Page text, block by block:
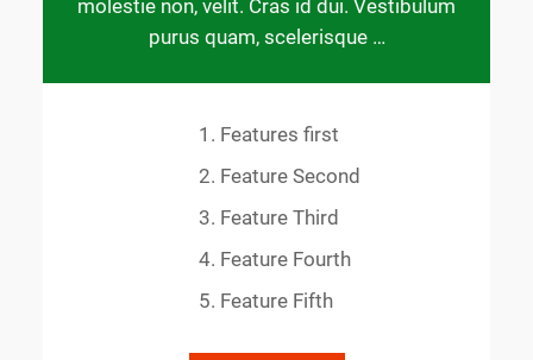
molestie non, velit. Cras id dui. Vestibulum
purus quam, scelerisque …
Features first
Feature Second
Feature Third
Feature Fourth
Feature Fifth